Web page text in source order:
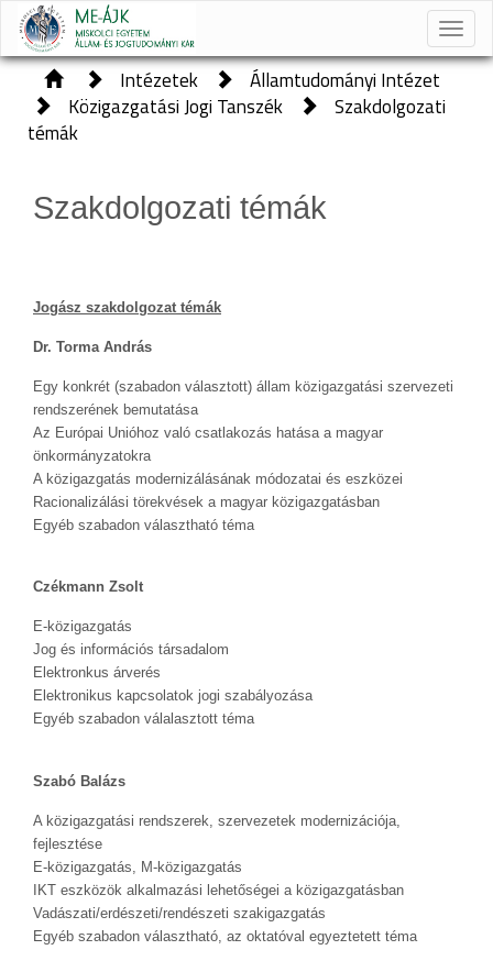
Toggle
Intézetek
Államtudományi Intézet
Közigazgatási Jogi Tanszék
Szakdolgozati
témák
Szakdolgozati témák
Jogász szakdolgozat témák
Dr. Torma András
Egy konkrét (szabadon választott) állam közigazgatási szervezeti
rendszerének bemutatása
Az Európai Unióhoz való csatlakozás hatása a magyar
önkormányzatokra
A közigazgatás modernizálásának módozatai és eszközei
Racionalizálási törekvések a magyar közigazgatásban
Egyéb szabadon választható téma
Czékmann Zsolt
E-közigazgatás
Jog és információs társadalom
Elektronkus árverés
Elektronikus kapcsolatok jogi szabályozása
Egyéb szabadon válalasztott téma
Szabó Balázs
A közigazgatási rendszerek, szervezetek modernizációja,
fejlesztése
E-közigazgatás, M-közigazgatás
IKT eszközök alkalmazási lehetőségei a közigazgatásban
Vadászati/erdészeti/rendészeti szakigazgatás
Egyéb szabadon választható, az oktatóval egyeztetett téma